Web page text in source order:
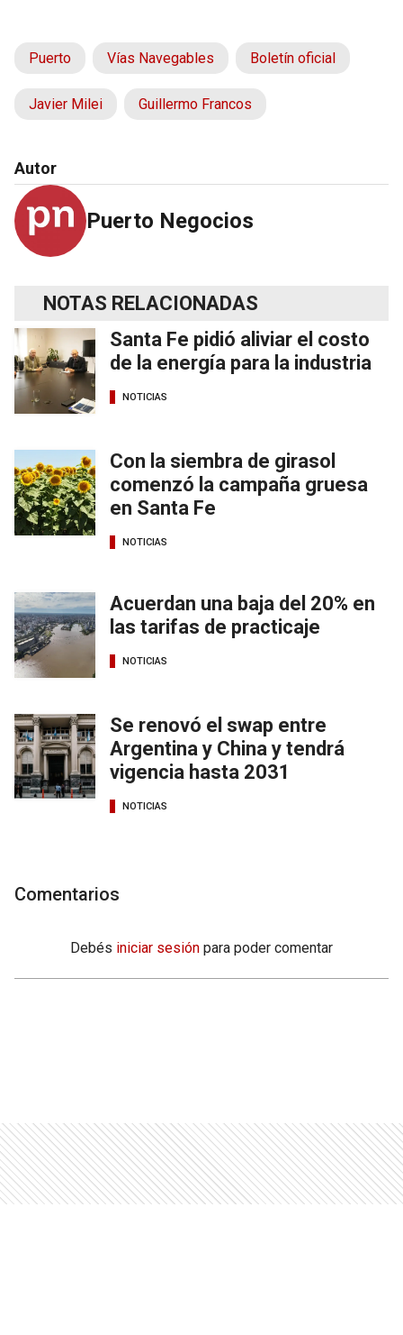
Puerto Vías Navegables Boletín oficial
Javier Milei Guillermo Francos
Autor
Puerto Negocios
NOTAS RELACIONADAS
Santa Fe pidió aliviar el costo
de la energía para la industria
NOTICIAS
Con la siembra de girasol
comenzó la campaña gruesa
en Santa Fe
NOTICIAS
Acuerdan una baja del 20% en
las tarifas de practicaje
NOTICIAS
Se renovó el swap entre
Argentina y China y tendrá
vigencia hasta 2031
NOTICIAS
Comentarios
Debés iniciar sesión para poder comentar